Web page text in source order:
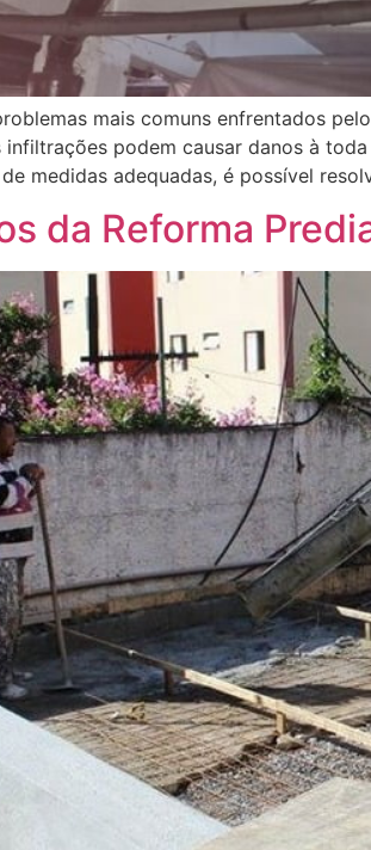
mais comuns enfrentados
podem causar danos à
medidas adequadas, é possível
da Reforma